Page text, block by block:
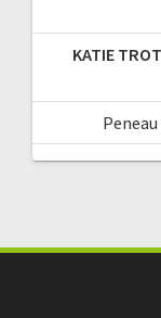
KATIE
Peneau